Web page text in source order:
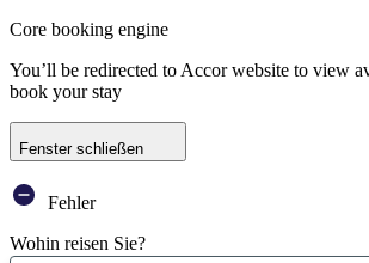
Core booking engine
You’ll be redirected to Accor website to view
book your stay
Fenster schließen
Fehler
Wohin reisen Sie?